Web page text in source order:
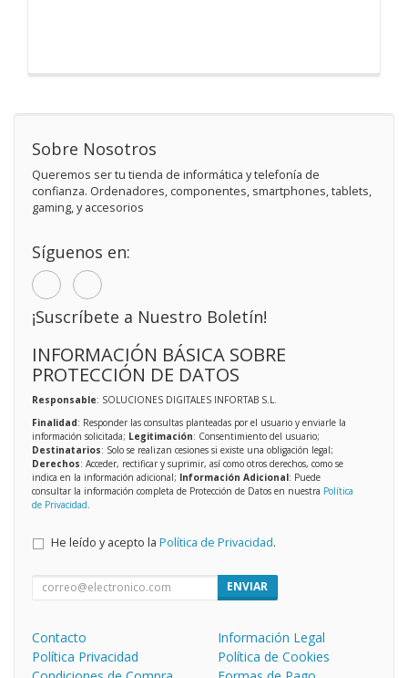
Sobre Nosotros
Queremos ser tu tienda de informática y telefonía de
confianza. Ordenadores, componentes, smartphones, tablets,
gaming, y accesorios
Síguenos en:
¡Suscríbete a Nuestro Boletín!
INFORMACIÓN BÁSICA SOBRE
PROTECCIÓN DE DATOS
Responsable: SOLUCIONES DIGITALES INFORTAB S.L.
Finalidad: Responder las consultas planteadas por el usuario y enviarle la
información solicitada; Legitimación: Consentimiento del usuario;
Destinatarios: Solo se realizan cesiones si existe una obligación legal;
Derechos: Acceder, rectificar y suprimir, así como otros derechos, como se
indica en la información adicional; Información Adicional: Puede
consultar la información completa de Protección de Datos en nuestra Política
de Privacidad
He leído y acepto la Política de Privacidad.
ENVIAR
Contacto
Información Legal
Política Privacidad
Política de Cookies